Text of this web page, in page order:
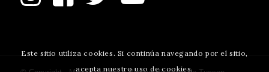
Este sitio utiliza cookies. Si continúa navegando por el sitio,
acepta nuestro uso de cookies.